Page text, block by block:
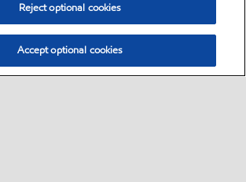
Reject optional cookies
Accept optional cookies